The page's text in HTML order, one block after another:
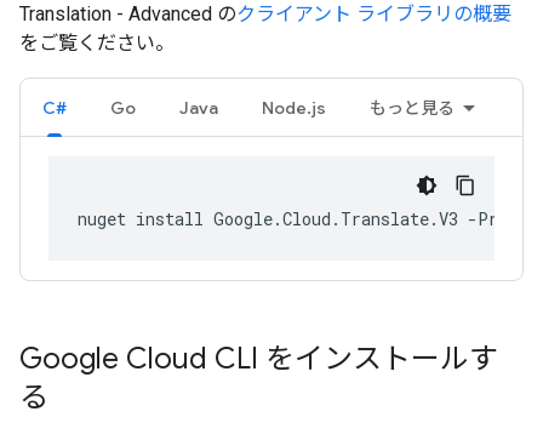
Translation - Advanced のクライアント ライブラリの概要
をご覧ください。
C# Go Java Node.js もっと見る
nuget install Google.Cloud.Translate.V3 -Pre
Google Cloud CLI をインストールす
る